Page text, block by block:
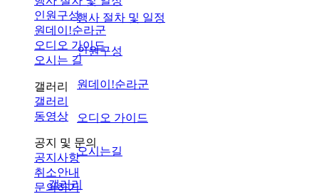
행사 절차 및 일정
인원구성
원데이!순라군
오디오 가이드
오시는길
갤러리
인원구성
원데이!순라군
오디오 가이드
오시는 길
갤러리
갤러리
동영상
공지 및 문의
공지사항
취소안내
문의하기